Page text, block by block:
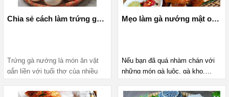
dưới đây của MediaMart để
được hướng dẫn chi tiết.
như ngoài hàng với công thức
sau đây
Chia sẻ cách làm trứng gà nướng bằng nồi chiên không dầu ngon tuyệt đỉnh
Trứng gà nướng là món ăn vặt
gắn liền với tuổi thơ của nhiều
mềm của trứng gà khiến bất kỳ
Mẹo làm gà nướng mật ong bằng nồi chiên không dầu thơm ngon, đậm đà
Nếu bạn đã quá nhàm chán với
những món gà luộc, gà kho,…
thực đơn của cả gia đình với